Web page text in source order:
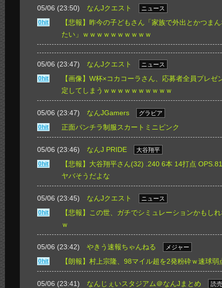
05/06 (23:50) なんJクエスト
ニュース
0hit
【悲報】昨今の子どもさん「家族で外出とかつま
たい」ｗｗｗｗｗｗｗｗｗｗ
05/06 (23:47) なんJクエスト
ニュース
0hit
【画像】W杯×コカコーラさん、応募者全員プレ
定してしまうｗｗｗｗｗｗｗｗｗｗ
05/06 (23:47) なんJGamers
グラビア
0hit
正面パンチラ制服スカートミニピンク
05/06 (23:46) なんJ PRIDE
大谷翔平
0hit
【悲報】大谷翔平さん(32) .240 6本 14打点
ヤバそうだよな
05/06 (23:45) なんJクエスト
ニュース
0hit
【悲報】この世、ガチでシミュレーションかもし
ｗ
05/06 (23:42) やきう速報ちゃんねる
メジャー
0hit
【朗報】村上宗隆、98マイル超を2発粉砕ｗ速球
05/06 (23:41) なんじぇいスタジアム＠なんJまとめ
読